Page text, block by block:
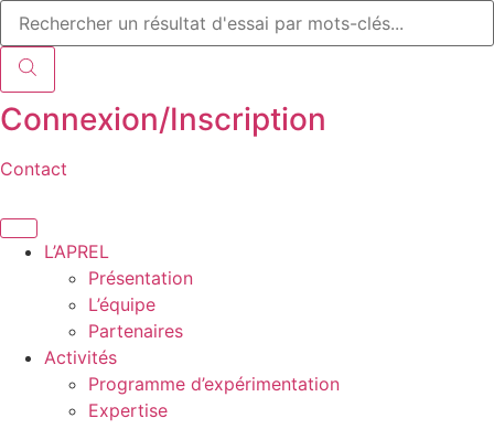
Aller
au
contenu
Recherche
de
produits
Connexion/Inscription
Contact
L’APREL
Présentation
L’équipe
Partenaires
Activités
Programme d’expérimentation
Expertise